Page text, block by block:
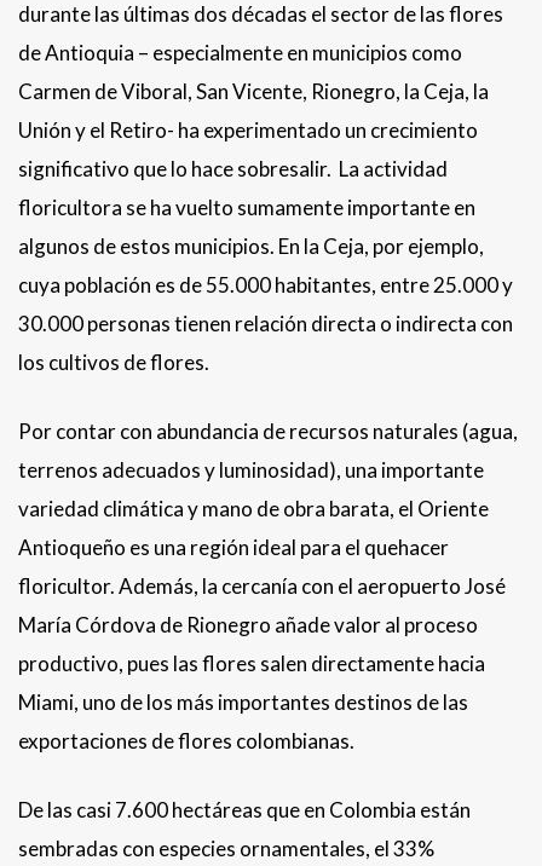
durante las últimas dos décadas el sector de las flores
de Antioquia – especialmente en municipios como
Carmen de Viboral, San Vicente, Rionegro, la Ceja, la
Unión y el Retiro- ha experimentado un crecimiento
significativo que lo hace sobresalir. La actividad
floricultora se ha vuelto sumamente importante en
algunos de estos municipios. En la Ceja, por ejemplo,
cuya población es de 55.000 habitantes, entre 25.000 y
30.000 personas tienen relación directa o indirecta con
los cultivos de flores.
Por contar con abundancia de recursos naturales (agua,
terrenos adecuados y luminosidad), una importante
variedad climática y mano de obra barata, el Oriente
Antioqueño es una región ideal para el quehacer
floricultor. Además, la cercanía con el aeropuerto José
María Córdova de Rionegro añade valor al proceso
productivo, pues las flores salen directamente hacia
Miami, uno de los más importantes destinos de las
exportaciones de flores colombianas.
De las casi 7.600 hectáreas que en Colombia están
sembradas con especies ornamentales, el 33%